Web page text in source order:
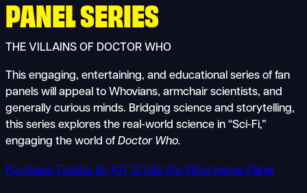
PANEL SERIES
THE VILLAINS OF DOCTOR WHO
This engaging, entertaining, and educational series of fan
panels will appeal to Whovians, armchair scientists, and
generally curious minds. Bridging science and storytelling,
this series explores the real-world science in “Sci-Fi,”
engaging the world of Doctor Who.
Purchase Tickets for 4月 12 Into the Whoniverse Panel